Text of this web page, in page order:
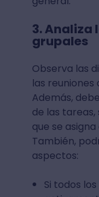
3. Analiza
grupales
Observa las
las
Además,
de las
que se
También,
aspectos:
Si todos